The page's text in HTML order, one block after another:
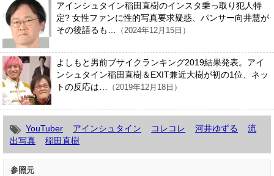
アインシュタイン稲田直樹のインスタ乗っ取り犯人特
定? 女性ファンに性的写真要求疑惑、パンサー向井慧が
その後語るも…
（2024年12月15日）
よしもと男前ブサイクランキング2019結果発表。アイ
ンシュタイン稲田直樹＆EXIT兼近大樹が初の1位、ネッ
トの反応は…
（2019年12月18日）
YouTuber アインシュタイン コレコレ 河井ゆずる
流
出写真
稲田直樹
参照元